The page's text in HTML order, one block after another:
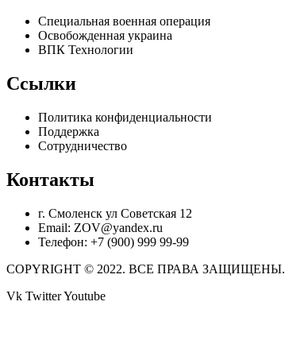
Специальная военная операция
Освобожденная украина
ВПК Технологии
Ссылки
Политика конфиденциальности
Поддержка
Сотрудничество
Контакты
г. Смоленск ул Советская 12
Email: ZOV@yandex.ru
Телефон: +7 (900) 999 99-99
COPYRIGHT © 2022. ВСЕ ПРАВА ЗАЩИЩЕНЫ.
Vk TwitterYoutube